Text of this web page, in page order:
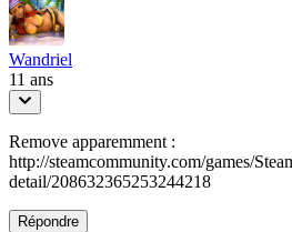
Wandriel
11 ans
Remove apparemment :
http://steamcommunity.com/games/
detail/208632365253244218
Répondre